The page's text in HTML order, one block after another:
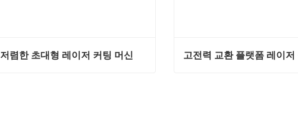
저렴한 초대형 레이저 커팅 머신 고전력 교환 플랫폼 레이저